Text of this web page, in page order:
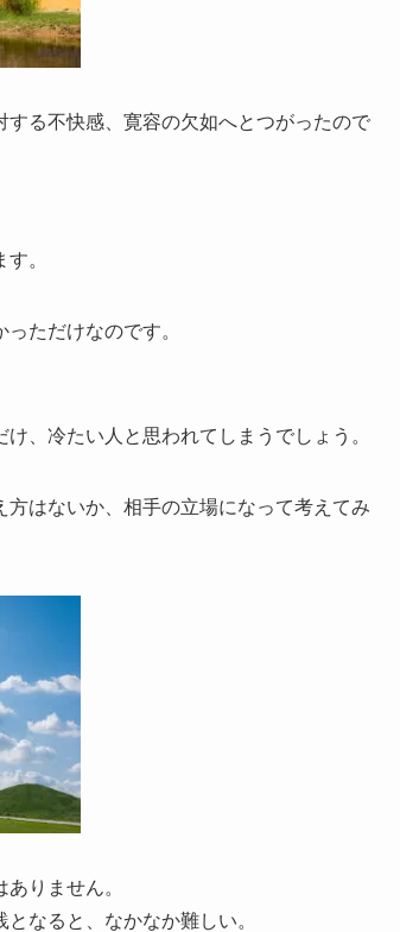
る不快感、寛容の欠如へとつがったので
。
ただけなのです。
、冷たい人と思われてしまうでしょう。
はないか、相手の立場になって考えてみ
りません。
なると、なかなか難しい。